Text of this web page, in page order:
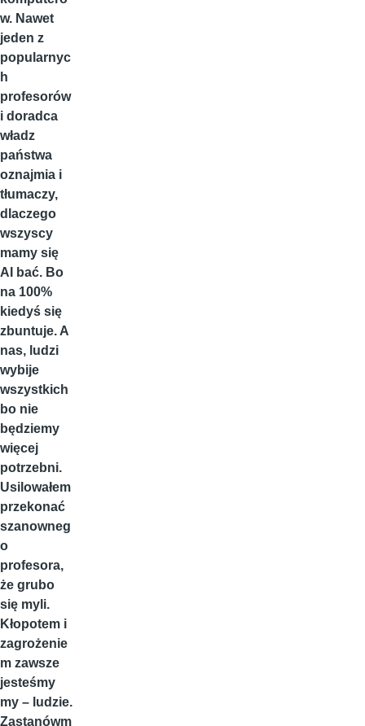
w. Nawet
jeden z
popularnyc
h
profesorów
i doradca
władz
państwa
oznajmia i
tłumaczy,
dlaczego
wszyscy
mamy się
AI bać. Bo
na 100%
kiedyś się
zbuntuje. A
nas, ludzi
wybije
wszystkich
bo nie
będziemy
więcej
potrzebni.
Usilowałem
przekonać
szanowneg
o
profesora,
że grubo
się myli.
Kłopotem i
zagrożenie
m zawsze
jesteśmy
my – ludzie.
Zastanówm